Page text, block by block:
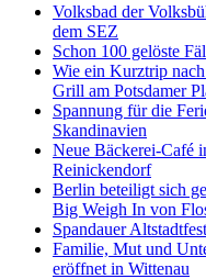
Volksbad der
dem SEZ
Schon 100 gelöste
Wie ein Kurztrip
Grill am Potsdamer
Spannung für die
Skandinavien
Neue Bäckerei-Café
Reinickendorf
Berlin beteiligt sich
Big Weigh In von
Spandauer
Familie, Mut und
eröffnet in Wittenau